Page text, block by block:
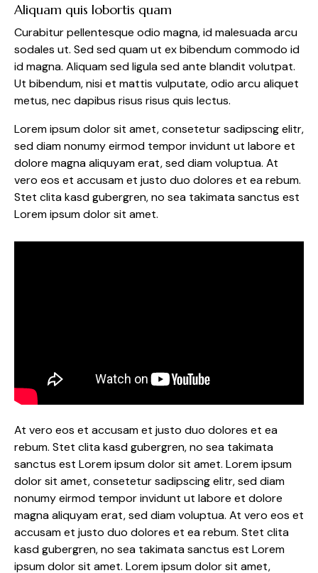
Aliquam quis lobortis quam
Curabitur pellentesque odio magna, id malesuada arcu
sodales ut. Sed sed quam ut ex bibendum commodo id
id magna. Aliquam sed ligula sed ante blandit volutpat.
Ut bibendum, nisi et mattis vulputate, odio arcu aliquet
metus, nec dapibus risus risus quis lectus.
Lorem ipsum dolor sit amet, consetetur sadipscing elitr,
sed diam nonumy eirmod tempor invidunt ut labore et
dolore magna aliquyam erat, sed diam voluptua. At
vero eos et accusam et justo duo dolores et ea rebum.
Stet clita kasd gubergren, no sea takimata sanctus est
Lorem ipsum dolor sit amet.
At vero eos et accusam et justo duo dolores et ea
rebum. Stet clita kasd gubergren, no sea takimata
sanctus est Lorem ipsum dolor sit amet. Lorem ipsum
dolor sit amet, consetetur sadipscing elitr, sed diam
nonumy eirmod tempor invidunt ut labore et dolore
magna aliquyam erat, sed diam voluptua. At vero eos et
accusam et justo duo dolores et ea rebum. Stet clita
kasd gubergren, no sea takimata sanctus est Lorem
ipsum dolor sit amet. Lorem ipsum dolor sit amet,